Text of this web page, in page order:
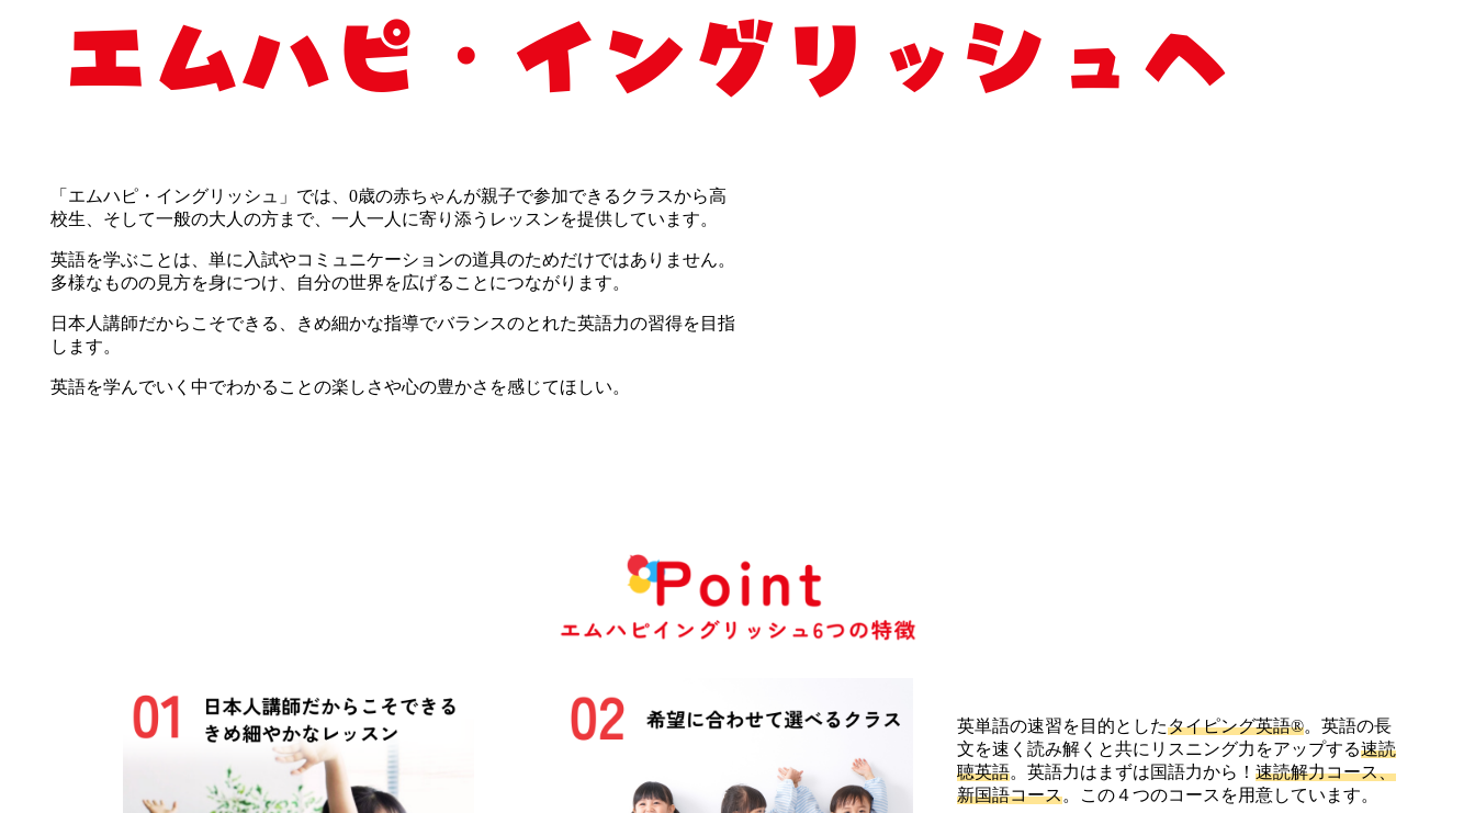
「エムハピ・イングリッシュ」では、0歳の赤ちゃんが親子で参加できるクラスから高
校生、そして一般の大人の方まで、一人一人に寄り添うレッスンを提供しています。
英語を学ぶことは、単に入試やコミュニケーションの道具のためだけではありません。
多様なものの見方を身につけ、自分の世界を広げることにつながります。
日本人講師だからこそできる、きめ細かな指導でバランスのとれた英語力の習得を目指
します。
英語を学んでいく中でわかることの楽しさや心の豊かさを感じてほしい。
英単語の速習を目的としたタイピング英語®。英語の長
文を速く読み解くと共にリスニング力をアップする速読
聴英語。英語力はまずは国語力から！速読解力コース、
新国語コース。この４つのコースを用意しています。